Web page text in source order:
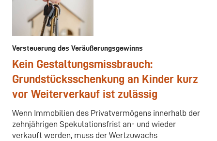
Versteuerung des Veräußerungsgewinns
Kein Gestaltungsmissbrauch:
Grundstücksschenkung an Kinder kurz
vor Weiterverkauf ist zulässig
Wenn Immobilien des Privatvermögens innerhalb der
zehnjährigen Spekulationsfrist an- und wieder
verkauft werden, muss der Wertzuwachs